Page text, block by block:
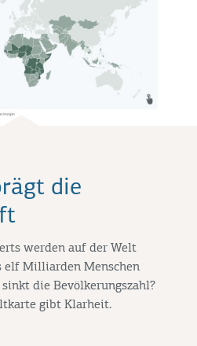
die
werden auf der Welt
elf Milliarden Menschen
die Bevölkerungszahl?
gibt Klarheit.